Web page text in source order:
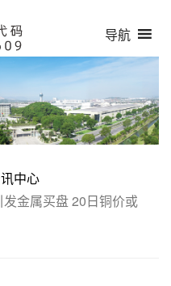
导航
中心
金属买盘 20日铜价或